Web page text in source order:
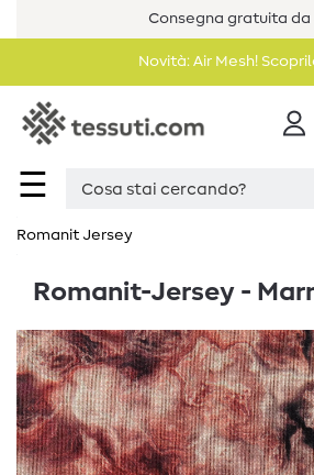
Consegna gratuita da
Novità: Air Mesh!
☰
Romanit Jersey
Romanit-Jersey -